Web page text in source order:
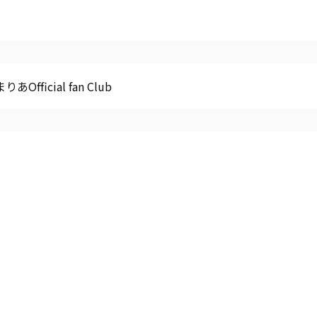
りあOfficial fan Club